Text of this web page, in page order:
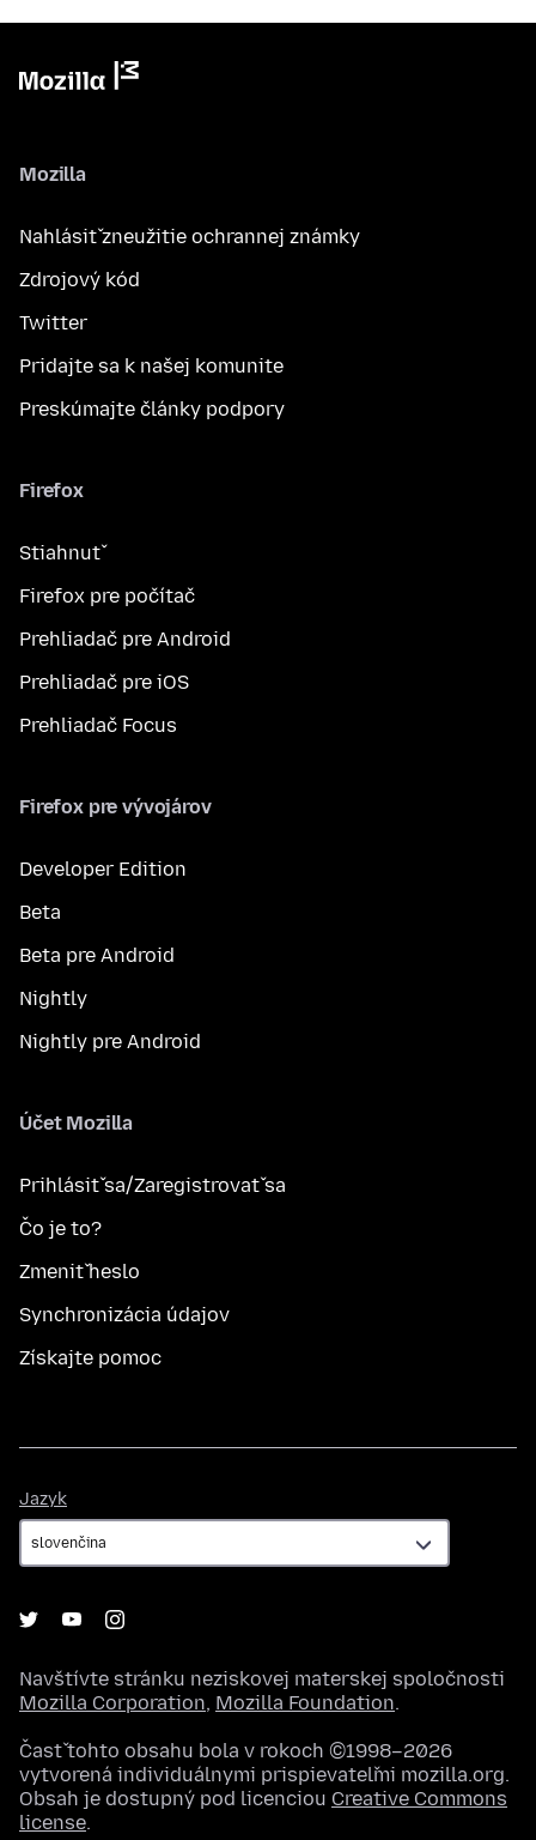
Mozilla
Nahlásiť zneužitie ochrannej známky
Zdrojový kód
Twitter
Pridajte sa k našej komunite
Preskúmajte články podpory
Firefox
Stiahnuť
Firefox pre počítač
Prehliadač pre Android
Prehliadač pre iOS
Prehliadač Focus
Firefox pre vývojárov
Developer Edition
Beta
Beta pre Android
Nightly
Nightly pre Android
Účet Mozilla
Prihlásiť sa/Zaregistrovať sa
Čo je to?
Zmeniť heslo
Synchronizácia údajov
Získajte pomoc
Jazyk
Navštívte stránku neziskovej materskej spoločnosti
Mozilla Corporation, Mozilla Foundation.
Časť tohto obsahu bola v rokoch ©1998–2026
vytvorená individuálnymi prispievateľmi mozilla.org.
Obsah je dostupný pod licenciou Creative Commons
license.